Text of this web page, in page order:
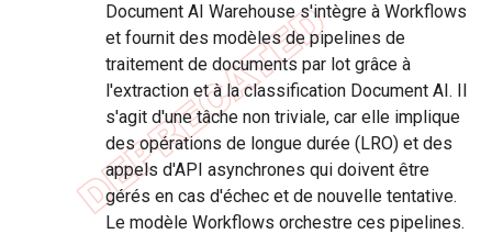
Document AI Warehouse s'intègre à Workflows
et fournit des modèles de pipelines de
traitement de documents par lot grâce à
l'extraction et à la classification Document AI. Il
s'agit d'une tâche non triviale, car elle implique
des opérations de longue durée (LRO) et des
appels d'API asynchrones qui doivent être
gérés en cas d'échec et de nouvelle tentative.
Le modèle Workflows orchestre ces pipelines.